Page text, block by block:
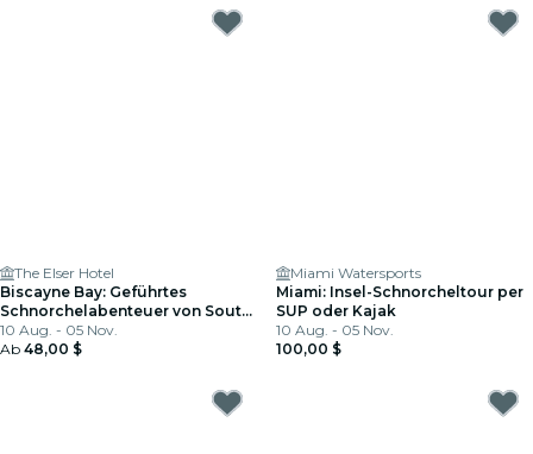
The Elser Hotel
Biscayne Bay: Geführtes
Schnorchelabenteuer von South
Beach
10 Aug. - 05 Nov.
Ab 48,00 $
Miami Watersports
Miami: Insel-Schnorcheltour per
SUP oder Kajak
10 Aug. - 05 Nov.
100,00 $